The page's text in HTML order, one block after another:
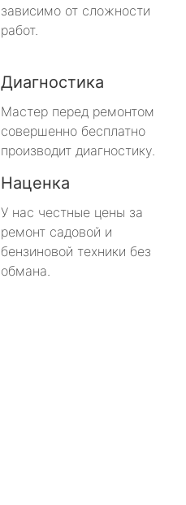
зависимо от сложности
работ.
Диагностика
Мастер перед ремонтом
совершенно бесплатно
производит диагностику.
Наценка
У нас честные цены за
ремонт садовой и
бензиновой техники без
обмана.